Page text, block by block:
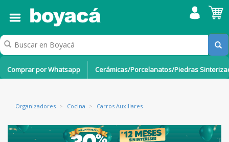
Comprar por Whatsapp Cerámicas/Porcelanatos/Piedras
Organizadores > Cocina > Carros Auxiliares